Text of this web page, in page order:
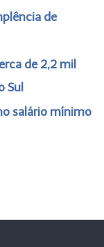
de
de 2,2 mil
Sul
salário mínimo